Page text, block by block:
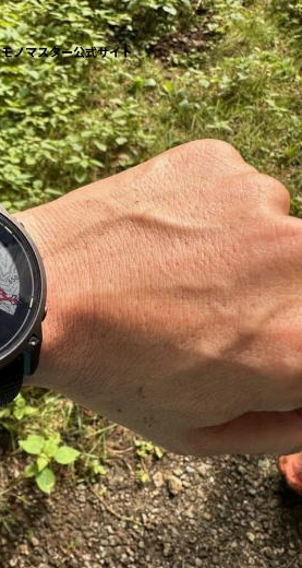
モノマスター公式サイト